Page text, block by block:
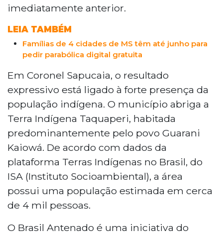
imediatamente anterior.
LEIA TAMBÉM
Famílias de 4 cidades de MS têm até junho para
pedir parabólica digital gratuita
Em Coronel Sapucaia, o resultado
expressivo está ligado à forte presença da
população indígena. O município abriga a
Terra Indígena Taquaperi, habitada
predominantemente pelo povo Guarani
Kaiowá. De acordo com dados da
plataforma Terras Indígenas no Brasil, do
ISA (Instituto Socioambiental), a área
possui uma população estimada em cerca
de 4 mil pessoas.
O Brasil Antenado é uma iniciativa do